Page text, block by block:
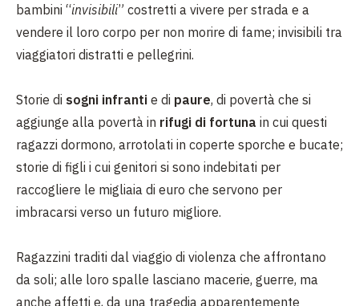
bambini “invisibili” costretti a vivere per strada e a
vendere il loro corpo per non morire di fame; invisibili tra
viaggiatori distratti e pellegrini.
Storie di sogni infranti e di paure, di povertà che si
aggiunge alla povertà in rifugi di fortuna in cui questi
ragazzi dormono, arrotolati in coperte sporche e bucate;
storie di figli i cui genitori si sono indebitati per
raccogliere le migliaia di euro che servono per
imbracarsi verso un futuro migliore.
Ragazzini traditi dal viaggio di violenza che affrontano
da soli; alle loro spalle lasciano macerie, guerre, ma
anche affetti e, da una tragedia apparentemente